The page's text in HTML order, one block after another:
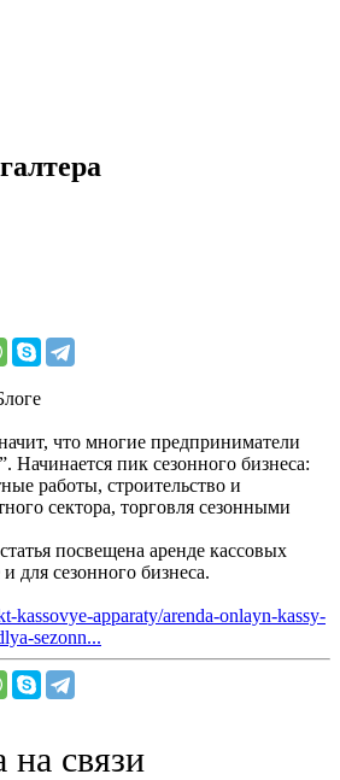
что многие предприниматели
Начинается пик сезонного бизнеса:
работы, строительство и
сектора, торговля сезонными
посвещена аренде кассовых
для сезонного бизнеса.
kassovye-apparaty/arenda-onlayn-kassy-
sezonn...
связи